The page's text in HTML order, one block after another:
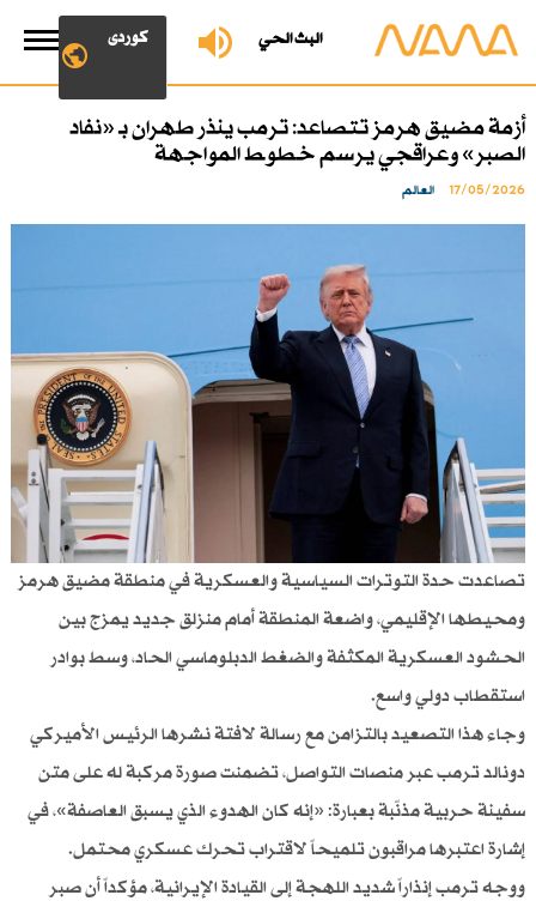
البث الحي کوردی
أزمة مضيق هرمز تتصاعد: ترمب ينذر طهران بـ «نفاد
الصبر» وعراقجي يرسم خطوط المواجهة
17/05/2026 العالم
تصاعدت حدة التوترات السياسية والعسكرية في منطقة مضيق هرمز
ومحيطها الإقليمي، واضعة المنطقة أمام منزلق جديد يمزج بين
الحشود العسكرية المكثفة والضغط الدبلوماسي الحاد، وسط بوادر
استقطاب دولي واسع.
وجاء هذا التصعيد بالتزامن مع رسالة لافتة نشرها الرئيس الأميركي
دونالد ترمب عبر منصات التواصل، تضمنت صورة مركبة له على متن
سفينة حربية مذنّبة بعبارة: «إنه كان الهدوء الذي يسبق العاصفة»، في
إشارة اعتبرها مراقبون تلميحاً لاقتراب تحرك عسكري محتمل.
ووجه ترمب إنذاراً شديد اللهجة إلى القيادة الإيرانية، مؤكداً أن صبر